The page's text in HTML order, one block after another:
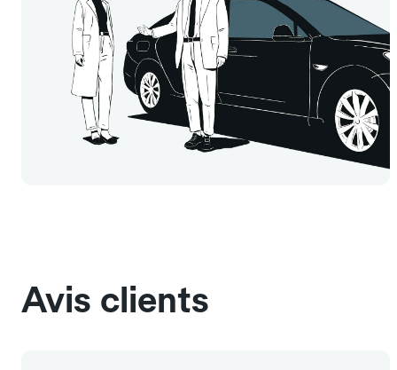
Avis clients